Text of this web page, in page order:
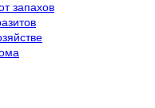
запахов